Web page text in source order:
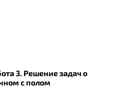
3. Решение задач о
с полом